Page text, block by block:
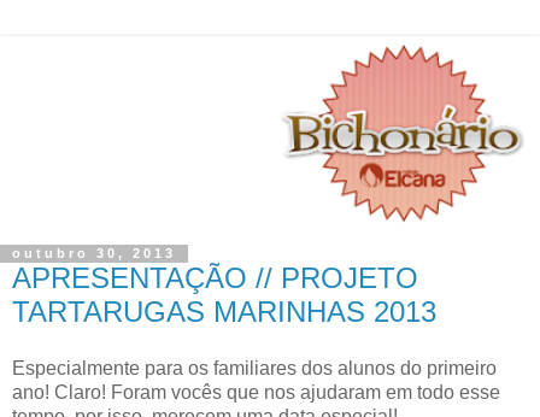
outubro 30, 2013
APRESENTAÇÃO // PROJETO
TARTARUGAS MARINHAS 2013
Especialmente para os familiares dos alunos do primeiro
ano! Claro! Foram vocês que nos ajudaram em todo esse